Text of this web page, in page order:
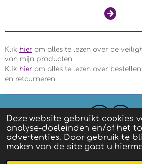
Deze website gebruikt cookies
analyse-doeleinden en/of het
advertenties. Door gebruik te
maken van de site gaat u
Klik hier om alles te lezen over de
van mijn producten.
Klik hier om alles te lezen over
en retourneren.
F
a
c
e
I
n
s
t
Algemene voorwaarden | Privacy